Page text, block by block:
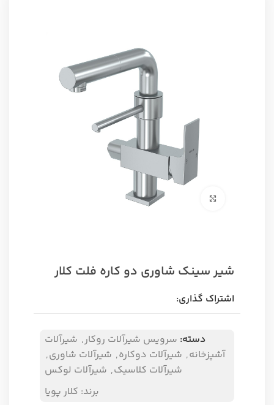
برای بزرگنمایی کلیک کنید
شیر سینک شاوری دو کاره فلت کلار
اشتراک گذاری:
دسته: سرویس شیرآلات روکار, شیرآلات
آشپزخانه, شیرآلات دوکاره, شیرآلات شاوری,
شیرآلات کلاسیک, شیرآلات لوکس
برند: کلار پویا